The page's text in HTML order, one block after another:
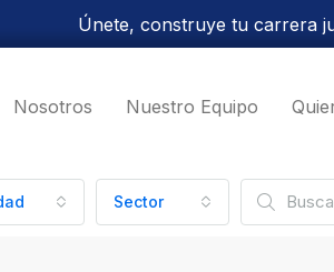
Únete, construye tu carrera
Nosotros Nuestro Equipo
Sector